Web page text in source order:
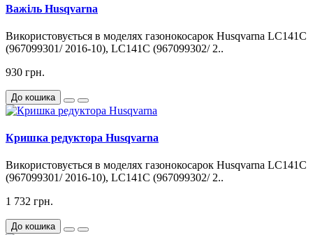
Важіль Husqvarna
Використовується в моделях газонокосарок Husqvarna LC141C
(967099301/ 2016-10), LC141C (967099302/ 2..
930 грн.
До кошика
Кришка редуктора Husqvarna
Використовується в моделях газонокосарок Husqvarna LC141C
(967099301/ 2016-10), LC141C (967099302/ 2..
1 732 грн.
До кошика